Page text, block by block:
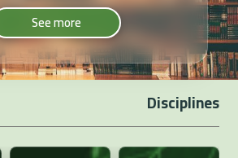
See more
Disciplines